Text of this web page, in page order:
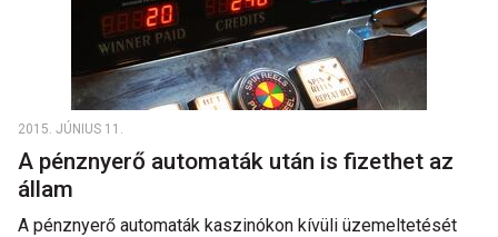
2015. JÚNIUS 11.
A pénznyerő automaták után is fizethet az
állam
A pénznyerő automaták kaszinókon kívüli üzemeltetését